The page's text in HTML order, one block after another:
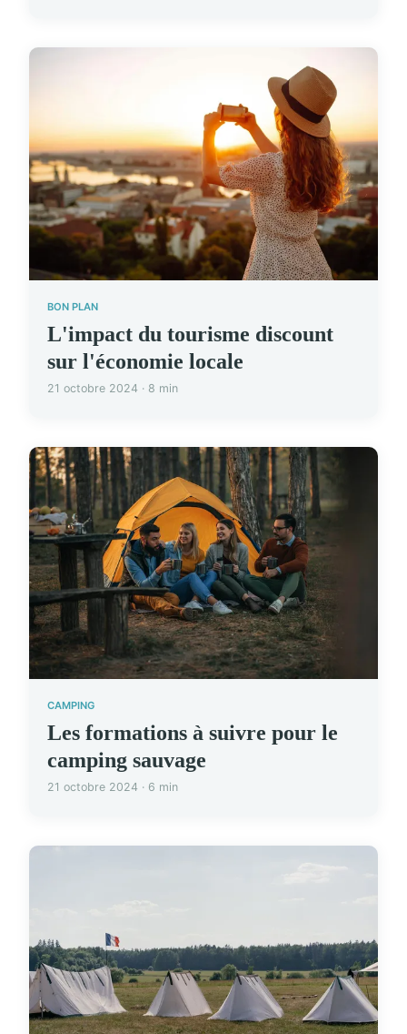
BON PLAN
L'impact du tourisme discount
sur l'économie locale
21 octobre 2024 · 8 min
CAMPING
Les formations à suivre pour le
camping sauvage
21 octobre 2024 · 6 min